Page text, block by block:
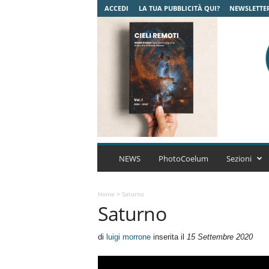
ACCEDI LA TUA PUBBLICITÀ QUI?
C
r
NEWS PhotoCoelum Sezioni
Home > Saturno
Saturno
di luigi morroneinserita il 15 Settembre 2020